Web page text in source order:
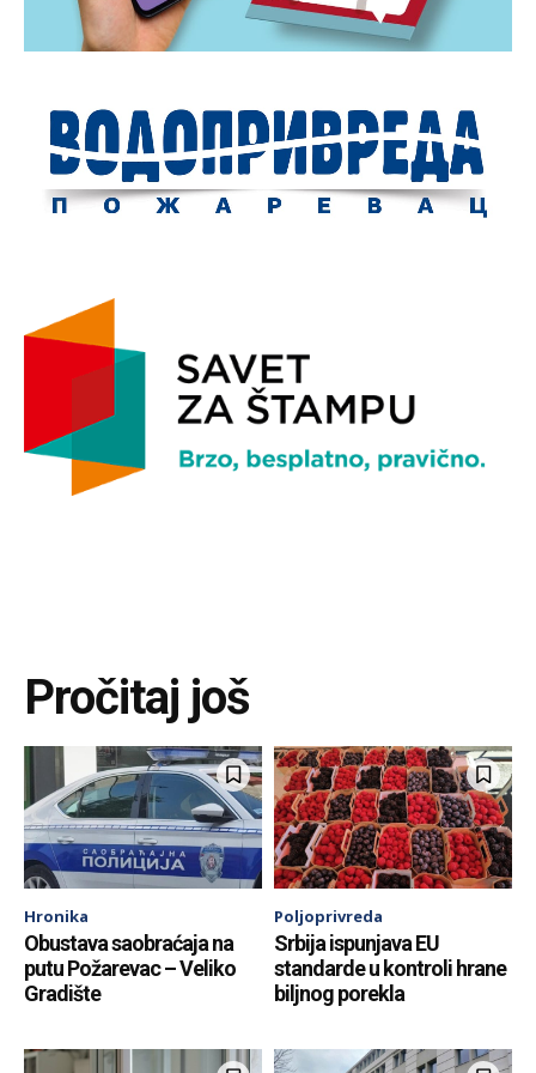
Pročitaj još
Hronika
Obustava saobraćaja na
putu Požarevac – Veliko
Gradište
Poljoprivreda
Srbija ispunjava EU
standarde u kontroli hrane
biljnog porekla